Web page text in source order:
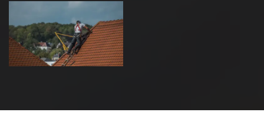
Urgence fuite
de toiture 39
Jura